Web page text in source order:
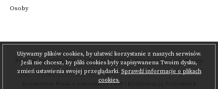
Używamy plików cookies, by ułatwić korzystanie z naszych serwisów.
Jeśli nie chcesz, by pliki cookies były zapisywanena Twoim dysku,
zmień ustawienia swojej przeglądarki. Sprawdź informacje o plikach
cookies.
Osoby
ProjektInstytutu Badań Literackich PANiPoznańskiego Centrum
Superkomputerowo-Sieciowego,realizowany we współpracy z
Komitetem Nauk o Literaturze PAN